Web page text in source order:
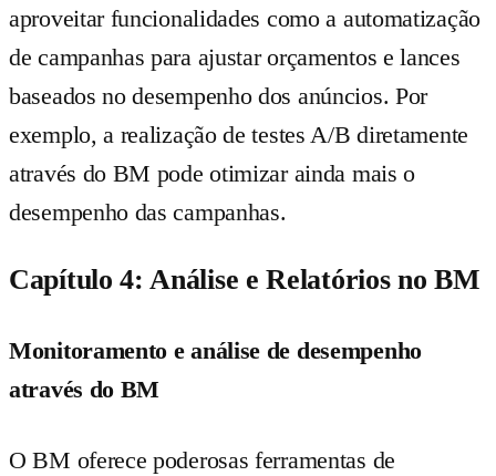
aproveitar funcionalidades como a automatização
de campanhas para ajustar orçamentos e lances
baseados no desempenho dos anúncios. Por
exemplo, a realização de testes A/B diretamente
através do BM pode otimizar ainda mais o
desempenho das campanhas.
Capítulo 4: Análise e Relatórios no BM
Monitoramento e análise de desempenho
através do BM
O BM oferece poderosas ferramentas de